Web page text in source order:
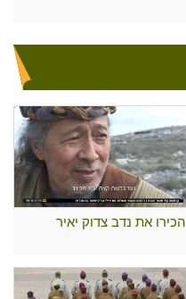
הכירו את נדב צדוק יאיר